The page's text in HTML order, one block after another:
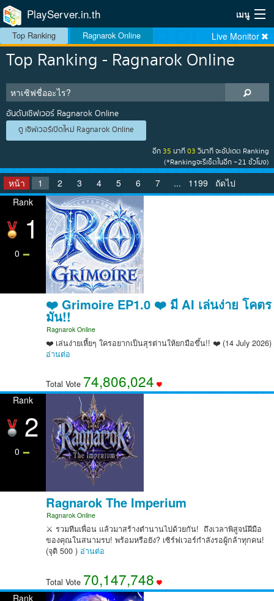
PlayServer.in.th เมนู
Home
Top Ranking Server
วิธีจัดอันดับ
วิธีใช้
ระบบสมาชิก
Live Monitor
Top Ranking Ragnarok Online
Top Ranking - Ragnarok Online
อันดับเซิฟเวอร์ Ragnarok Online
ดู เซิฟเวอร์เปิดใหม่ Ragnarok Online
อีก 35 นาที02 วินาทีจะอัปเดต Ranking
(*Rankingจะรีเซ็ตในอีก ~21 ชั่วโมง)
หน้า 1 2 3 4 5 6 7 ... 1199
ถัดไป
Rank
1
0
❤️ Grimoire EP1.0 ❤️ มี AI เล่นง่าย โคตร
มัน!!
Ragnarok Online
❤️ เล่นง่ายเหี้ยๆ ใครอยากเป็นสุรต่านให้ยกมือขึ้น!! ❤️ (14 July 2026)
อ่านต่อ
Total Vote 74,806,024
Rank
2
0
Ragnarok The Imperium
Ragnarok Online
⚔️ รวมทีมเพื่อน แล้วมาสร้างตำนานไปด้วยกัน! ️ ถึงเวลาพิสูจน์ฝีมือ
ของคุณในสนามรบ! พร้อมหรือยัง? เซิร์ฟเวอร์กำลังรอผู้กล้าทุกคน!
(จุติ 500 ) อ่านต่อ
Total Vote 70,147,748
Rank